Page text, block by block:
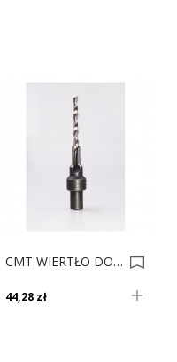
CMT WIERTŁO DO KONFIRM.6,4 515.042.31 XTR 0010769
44,28 zł